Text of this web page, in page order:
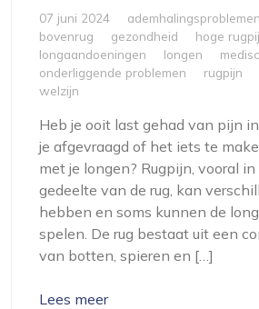
07 juni 2024 ademhalingsproblemen
bovenrug
gezondheid
hoge
longaandoeningen
longen
onderliggende problemen
rugpijn
welzijn
Heb je ooit last gehad van pijn
je afgevraagd of het iets te
met je longen? Rugpijn, vooral
gedeelte van de rug, kan
hebben en soms kunnen de
spelen. De rug bestaat uit een
van botten, spieren en […]
Lees meer